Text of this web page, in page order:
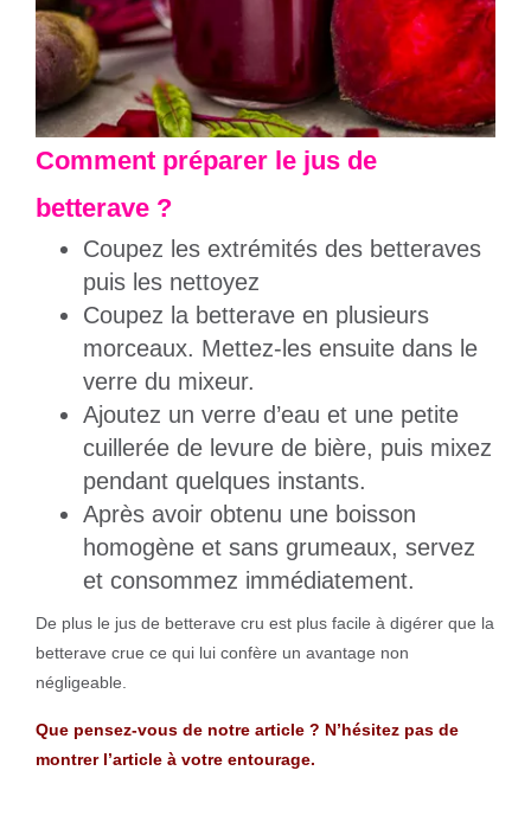
Comment préparer le jus de
betterave ?
Coupez les extrémités des betteraves
puis les nettoyez
Coupez la betterave en plusieurs
morceaux. Mettez-les ensuite dans le
verre du mixeur.
Ajoutez un verre d’eau et une petite
cuillerée de levure de bière, puis mixez
pendant quelques instants.
Après avoir obtenu une boisson
homogène et sans grumeaux, servez
et consommez immédiatement.
De plus le jus de betterave cru est plus facile à digérer que la
betterave crue ce qui lui confère un avantage non
négligeable.
Que pensez-vous de notre article ? N’hésitez pas de
montrer l’article à votre entourage.